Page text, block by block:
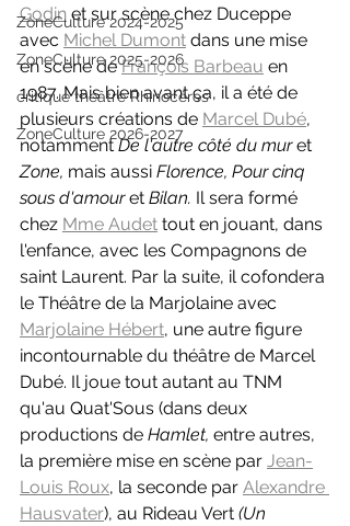
ZoneCulture 2024-2025
ZoneCulture 2025-2026
critique théâtre Rhinocéros
ZoneCulture 2026-2027
Godin et sur scène chez Duceppe
avec Michel Dumont dans une mise
en scène de François Barbeau en
1987. Mais bien avant ça, il a été de
plusieurs créations de Marcel Dubé,
notamment De l'autre côté du mur et
Zone, mais aussi Florence, Pour cinq
sous d'amour et Bilan. Il sera formé
chez Mme Audet tout en jouant, dans
l'enfance, avec les Compagnons de
saint Laurent. Par la suite, il cofondera
le Théâtre de la Marjolaine avec
Marjolaine Hébert, une autre figure
incontournable du théâtre de Marcel
Dubé. Il joue tout autant au TNM
qu'au Quat'Sous (dans deux
productions de Hamlet, entre autres,
la première mise en scène par Jean-
Louis Roux, la seconde par Alexandre
Hausvater), au Rideau Vert (Un